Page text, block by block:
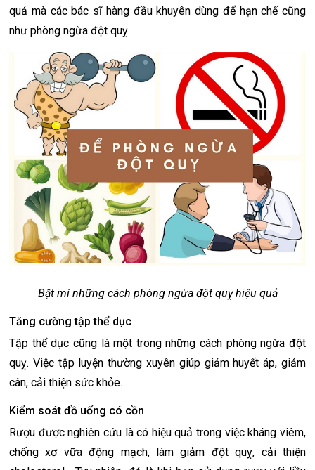
quả mà các bác sĩ hàng đầu khuyên dùng để hạn chế cũng
như phòng ngừa đột quỵ.
Bật mí những cách phòng ngừa đột quỵ hiệu quả
Tăng cường tập thể dục
Tập thể dục cũng là một trong những cách phòng ngừa đột
quỵ. Việc tập luyện thường xuyên giúp giảm huyết áp, giảm
cân, cải thiện sức khỏe.
Kiểm soát đồ uống có cồn
Rượu được nghiên cứu là có hiệu quả trong việc kháng viêm,
chống xơ vữa động mạch, làm giảm đột quỵ, cải thiện